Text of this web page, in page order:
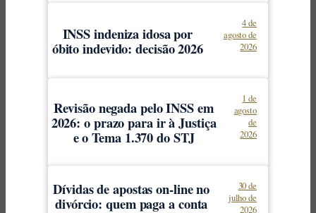
INSS indeniza idosa por
óbito indevido: decisão 2026
4 de
agosto de
2026
Revisão negada pelo INSS em
2026: o prazo para ir à Justiça
e o Tema 1.370 do STJ
1 de
agosto
de
2026
Dívidas de apostas on-line no
divórcio: quem paga a conta
30 de
julho de
2026